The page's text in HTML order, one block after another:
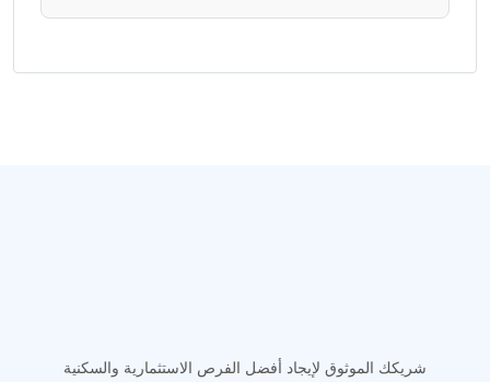
شريكك الموثوق لإيجاد أفضل الفرص الاستثمارية والسكنية